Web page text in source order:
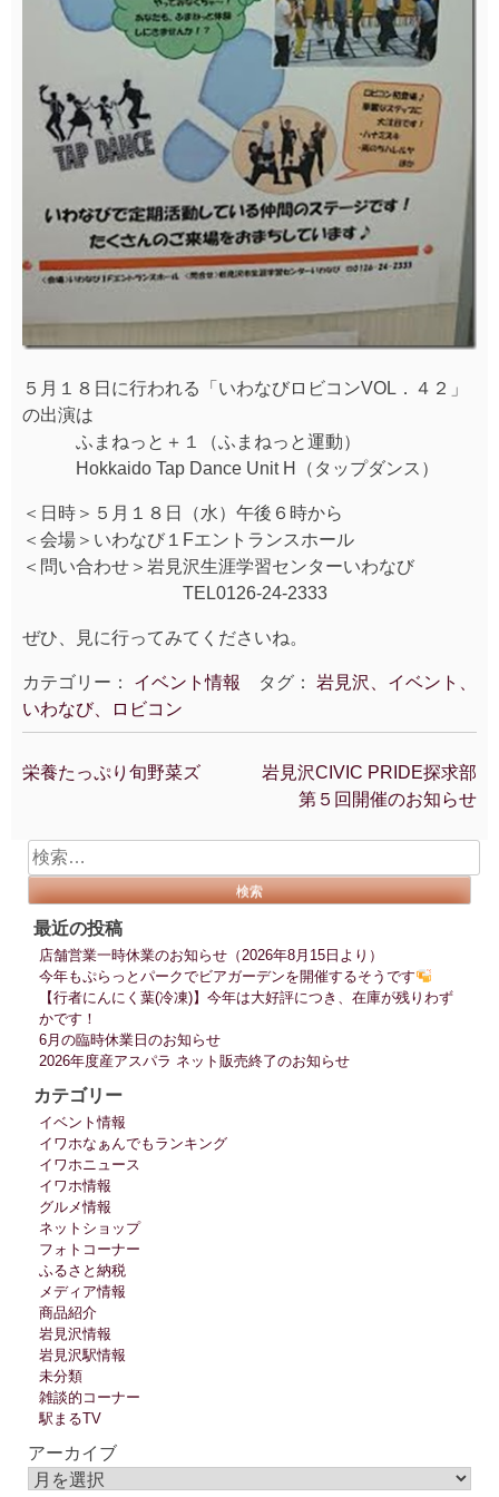
５月１８日に行われる「いわなびロビコンVOL．４２」
の出演は
ふまねっと＋１（ふまねっと運動）
Hokkaido Tap Dance Unit H（タップダンス）
＜日時＞５月１８日（水）午後６時から
＜会場＞いわなび１Fエントランスホール
＜問い合わせ＞岩見沢生涯学習センターいわなび
TEL0126-24-2333
ぜひ、見に行ってみてくださいね。
カテゴリー： イベント情報 タグ： 岩見沢、イベント、
いわなび、ロビコン
投
ビ
ゲ
シ
ョ
栄養たっぷり旬野菜ズ
岩見沢CIVIC PRIDE探求部
第５回開催のお知らせ
検
索:
最近の投稿
店舗営業一時休業のお知らせ（2026年8月15日より）
今年もぷらっとパークでビアガーデンを開催するそうです
【行者にんにく葉(冷凍)】今年は大好評につき、在庫が残りわず
かです！
6月の臨時休業日のお知らせ
2026年度産アスパラ ネット販売終了のお知らせ
カテゴリー
イベント情報
イワホなぁんでもランキング
イワホニュース
イワホ情報
グルメ情報
ネットショップ
フォトコーナー
ふるさと納税
メディア情報
商品紹介
岩見沢情報
岩見沢駅情報
未分類
雑談的コーナー
駅まるTV
アーカイブ